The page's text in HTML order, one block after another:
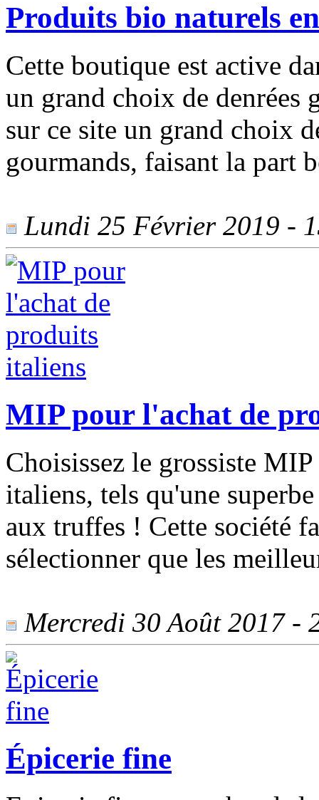
Produits bio naturels
Cette boutique est active
un grand choix de denrées
sur ce site un grand choix
gourmands, faisant la part
Lundi 25 Février 2019 -
MIP pour l'achat de
Choisissez le grossiste
italiens, tels qu'une
aux truffes ! Cette société
sélectionner que les
Mercredi 30 Août 2017 -
Épicerie fine